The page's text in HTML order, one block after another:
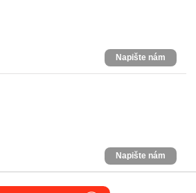
Napište nám
Napište nám